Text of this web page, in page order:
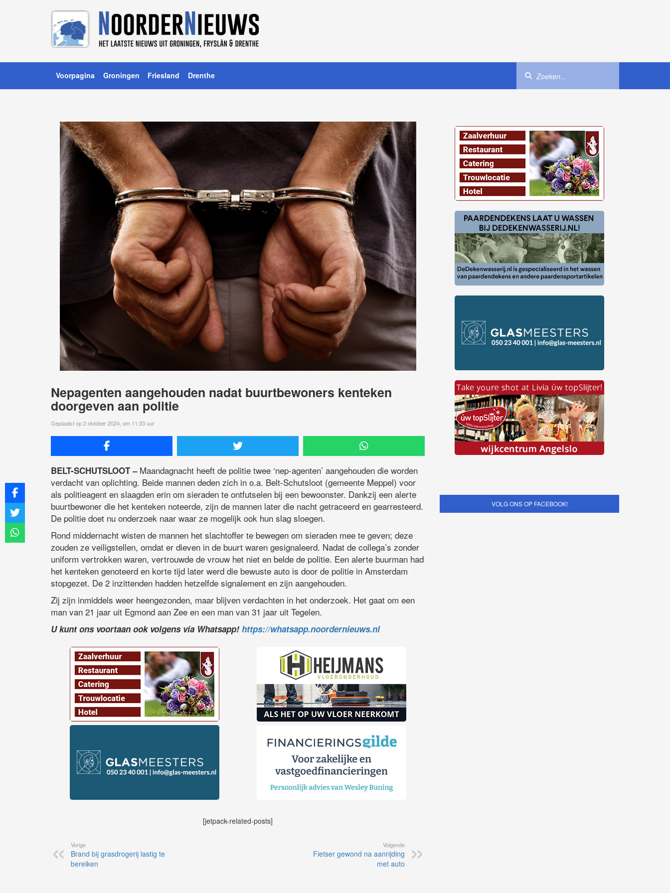
Voorpagina Groningen Friesland Drenthe
Nepagenten aangehouden nadat buurtbewoners kenteken
doorgeven aan politie
Geplaatst op 2 oktober 2024, om 11:33 uur
BELT-SCHUTSLOOT –Maandagnacht heeft de politie twee ‘nep-agenten’ aangehouden die worden
verdacht van oplichting. Beide mannen deden zich in o.a. Belt-Schutsloot (gemeente Meppel) voor
als politieagent en slaagden erin om sieraden te ontfutselen bij een bewoonster. Dankzij een alerte
buurtbewoner die het kenteken noteerde, zijn de mannen later die nacht getraceerd en gearresteerd.
De politie doet nu onderzoek naar waar ze mogelijk ook hun slag sloegen.
Rond middernacht wisten de mannen het slachtoffer te bewegen om sieraden mee te geven; deze
zouden ze veiligstellen, omdat er dieven in de buurt waren gesignaleerd. Nadat de collega’s zonder
uniform vertrokken waren, vertrouwde de vrouw het niet en belde de politie. Een alerte buurman had
het kenteken genoteerd en korte tijd later werd die bewuste auto is door de politie in Amsterdam
stopgezet. De 2 inzittenden hadden hetzelfde signalement en zijn aangehouden.
Zij zijn inmiddels weer heengezonden, maar blijven verdachten in het onderzoek. Het gaat om een
man van 21 jaar uit Egmond aan Zee en een man van 31 jaar uit Tegelen.
U kunt ons voortaan ook volgens via Whatsapp! https://whatsapp.noordernieuws.nl
[jetpack-related-posts]
Vorige
Brand bij grasdrogerij lastig te
bereiken
Volgende
Fietser gewond na aanrijding
met auto
VOLG ONS OP FACEBOOK!